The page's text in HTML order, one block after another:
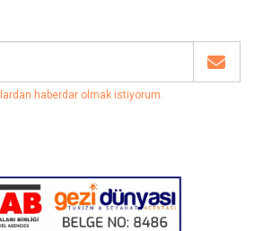
haberdar olmak istiyorum.